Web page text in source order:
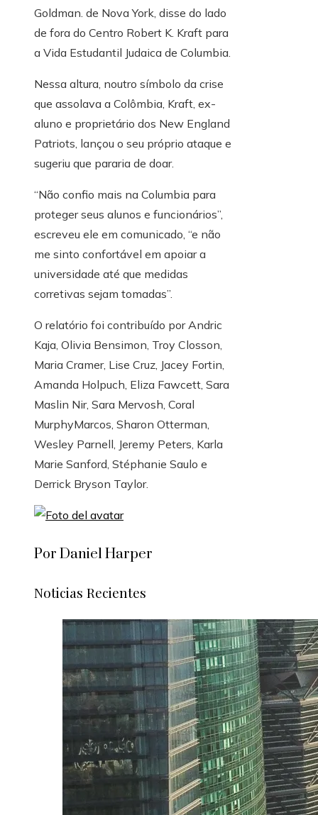
Goldman. de Nova York, disse do lado
de fora do Centro Robert K. Kraft para
a Vida Estudantil Judaica de Columbia.
Nessa altura, noutro símbolo da crise
que assolava a Colômbia, Kraft, ex-
aluno e proprietário dos New England
Patriots, lançou o seu próprio ataque e
sugeriu que pararia de doar.
“Não confio mais na Columbia para
proteger seus alunos e funcionários”,
escreveu ele em comunicado, “e não
me sinto confortável em apoiar a
universidade até que medidas
corretivas sejam tomadas”.
O relatório foi contribuído porAndric
Kaja, Olivia Bensimon, Troy Closson,
Maria Cramer, Lise Cruz, Jacey Fortin,
Amanda Holpuch, Eliza Fawcett, Sara
Maslin Nir, Sara Mervosh, Coral
MurphyMarcos, Sharon Otterman,
Wesley Parnell, Jeremy Peters, Karla
Marie Sanford, Stéphanie Saulo e
Derrick Bryson Taylor.
Por Daniel Harper
Noticias Recientes